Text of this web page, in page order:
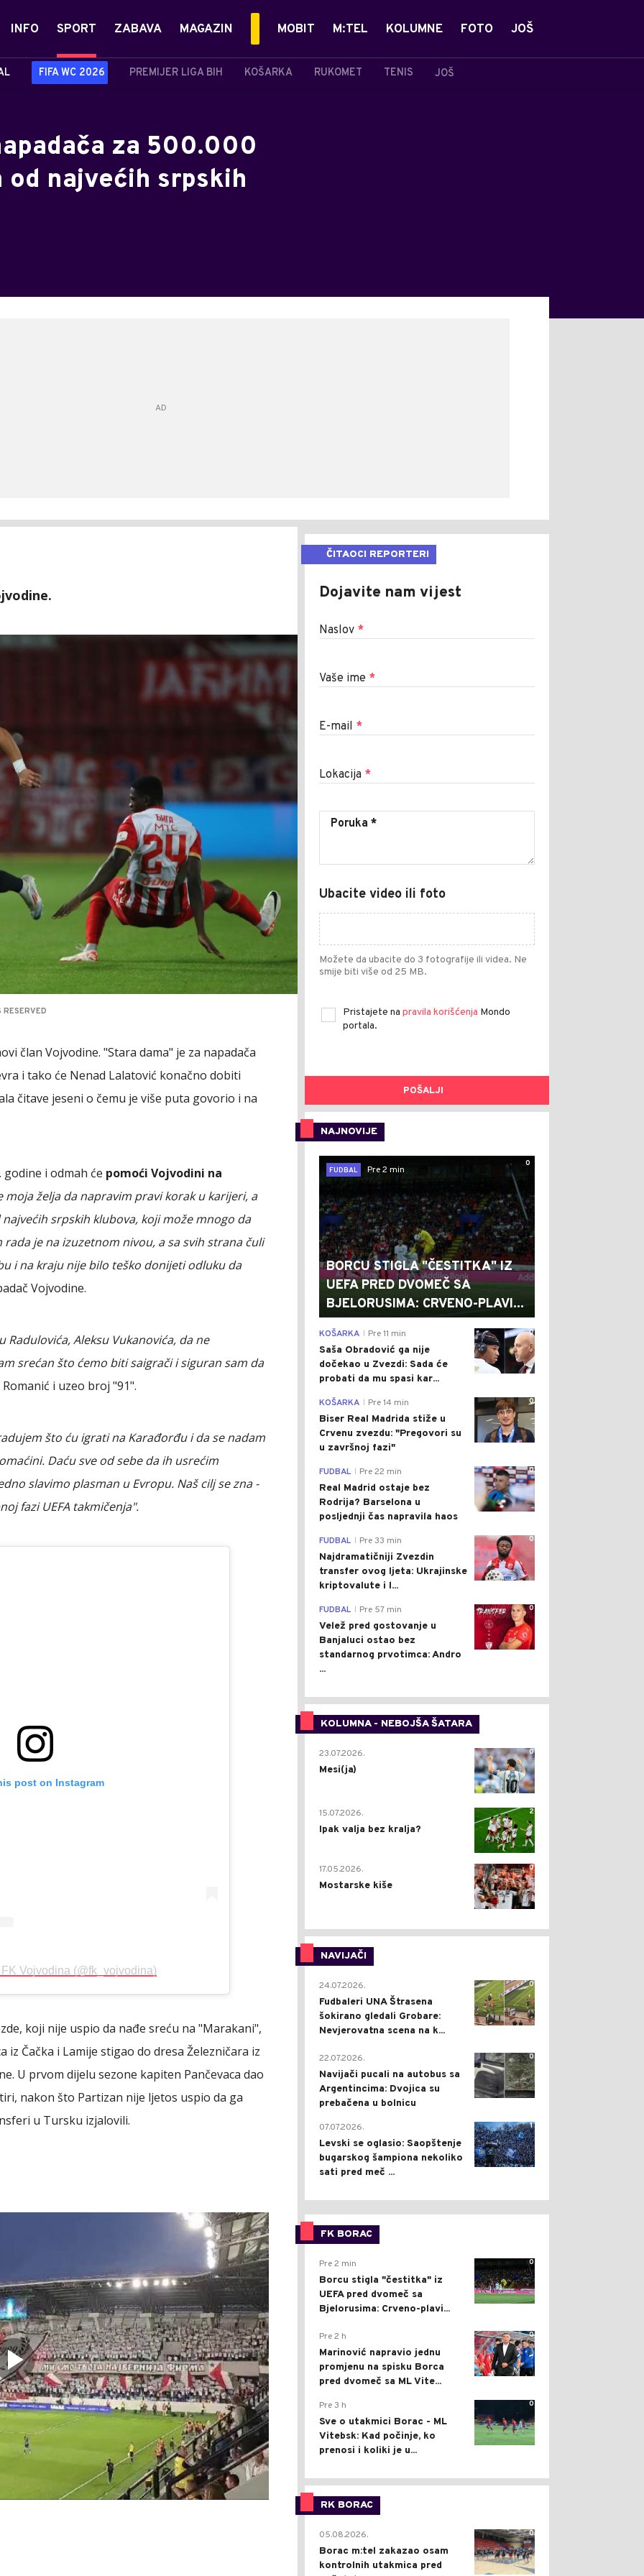
INFO SPORT
FIFA WC 2026 PREMIJER LIGA BIH KOŠARKA RUKOMET TENIS JOŠ
ZABAVA MAGAZIN MOBIT M:TEL KOLUMNE FOTO JOŠ
za 500.000
od najvećih srpskih
član Vojvodine. "Stara dama" je za napadača
i tako će Nenad Lalatović konačno dobiti
čitave jeseni o čemu je više puta govorio i na
i odmah će pomoći Vojvodini na
moja želja da napravim pravi korak u karijeri, a
srpskih klubova, koji može mnogo da
je na izuzetnom nivou, a sa svih strana čuli
i na kraju nije bilo teško donijeti odluku da
Vojvodine.
Aleksu Vukanovića, da ne
srećan što ćemo biti saigrači i siguran sam da
i uzeo broj "91".
što ću igrati na Karađorđu i da se nadam
Daću sve od sebe da ih usrećim
slavimo plasman u Evropu. Naš cilj se zna -
fazi UEFA takmičenja".
post on Instagram
Vojvodina (@fk_vojvodina)
koji nije uspio da nađe sreću na "Marakani",
iz Čačka i Lamije stigao do dresa Železničara iz
U prvom dijelu sezone kapiten Pančevaca dao
nakon što Partizan nije ljetos uspio da ga
u Tursku izjalovili.
ČITAOCI REPORTERI
Dojavite nam vijest
Naslov *
Vaše ime *
E-mail *
Lokacija *
Ubacite video ili foto
Možete da ubacite do 3 fotografije ili videa. Ne
smije biti više od 25 MB.
Pristajete na pravila korišćenja Mondo
portala.
POŠALJI
NAJNOVIJE
0
FUDBAL
Pre 2 min
BORCU STIGLA "ČESTITKA" IZ
UEFA PRED DVOMEČ SA
BJELORUSIMA: CRVENO-PLAVI...
0
KOŠARKA Pre 11 min
Saša Obradović ga nije
dočekao u Zvezdi: Sada će
probati da mu spasi kar...
0
KOŠARKA Pre 14 min
Biser Real Madrida stiže u
Crvenu zvezdu: "Pregovori su
u završnoj fazi"
0
FUDBAL Pre 22 min
Real Madrid ostaje bez
Rodrija? Barselona u
posljednji čas napravila haos
0
FUDBAL Pre 33 min
Najdramatičniji Zvezdin
transfer ovog ljeta: Ukrajinske
kriptovalute i l...
0
FUDBAL Pre 57 min
Velež pred gostovanje u
Banjaluci ostao bez
standarnog prvotimca: Andro
...
KOLUMNA - NEBOJŠA ŠATARA
0
23.07.2026.
Mesi(ja)
2
15.07.2026.
Ipak valja bez kralja?
0
17.05.2026.
Mostarske kiše
NAVIJAČI
0
24.07.2026.
Fudbaleri UNA Štrasena
šokirano gledali Grobare:
Nevjerovatna scena na k...
0
22.07.2026.
Navijači pucali na autobus sa
Argentincima: Dvojica su
prebačena u bolnicu
1
07.07.2026.
Levski se oglasio: Saopštenje
bugarskog šampiona nekoliko
sati pred meč ...
FK BORAC
0
Pre 2 min
Borcu stigla "čestitka" iz
UEFA pred dvomeč sa
Bjelorusima: Crveno-plavi...
0
Pre 2 h
Marinović napravio jednu
promjenu na spisku Borca
pred dvomeč sa ML Vite...
0
Pre 3 h
Sve o utakmici Borac - ML
Vitebsk: Kad počinje, ko
prenosi i koliki je u...
RK BORAC
0
05.08.2026.
Borac m:tel zakazao osam
kontrolnih utakmica pred